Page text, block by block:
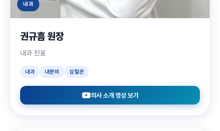
내과
권규흠 원장
내과 진료
내과 내분비 심혈관
의사 소개 영상 보기